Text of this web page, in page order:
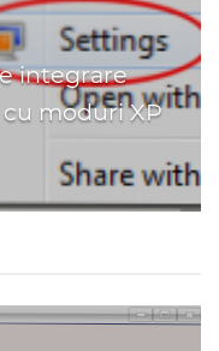
integrare
moduri XP